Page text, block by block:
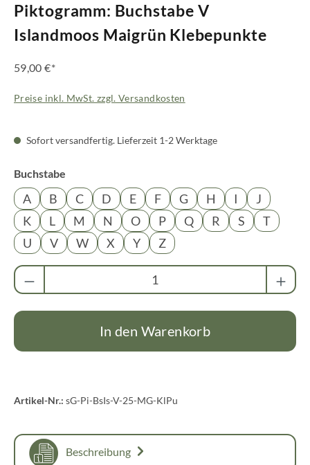
Piktogramm: Buchstabe V
Islandmoos Maigrün Klebepunkte
59,00 €*
Preise inkl. MwSt. zzgl. Versandkosten
Sofort versandfertig. Lieferzeit 1-2 Werktage
Buchstabe
A B C D E F G H I
J
K
L M N O P Q R S
T
U
V W X Y Z
Produkt Anzahl: Gib den gewünschten Wert
In den Warenkorb
Artikel-Nr.: sG-Pi-BsIs-V-25-MG-KlPu
Beschreibung